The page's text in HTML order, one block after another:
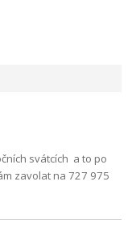
svátcích a to po
zavolat na 727 975